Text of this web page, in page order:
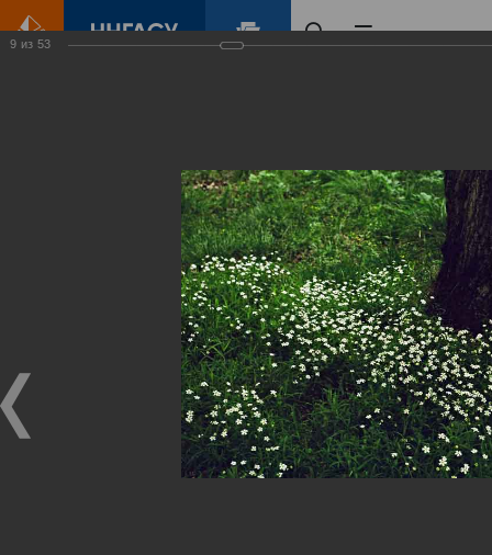
Виртуальные
выставки
(фотоальбомы)
9 из 53